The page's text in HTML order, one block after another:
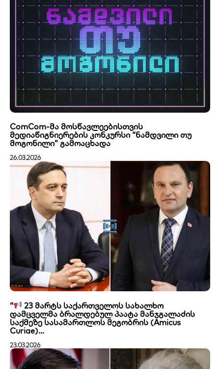
ComCom-მა მოსწავლეებისთვის
მედიაწიგნიერების კონკურსი “ნამდვილი თუ
მოგონილი” გამოაცხადა
26.03.2026
“
23 მარტს საქართველოს სახალხო
დამცველმა ბრალდებულ პაატა მანჯგალაძის
საქმეზე სასამართლოს მეგობრის (Amicus
Curiae)...
23.03.2026